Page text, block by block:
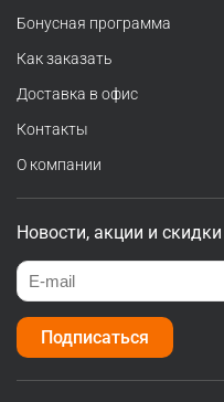
Бонусная программа
Как заказать
Доставка в офис
Контакты
О компании
Новости, акции и скидки
Подписаться